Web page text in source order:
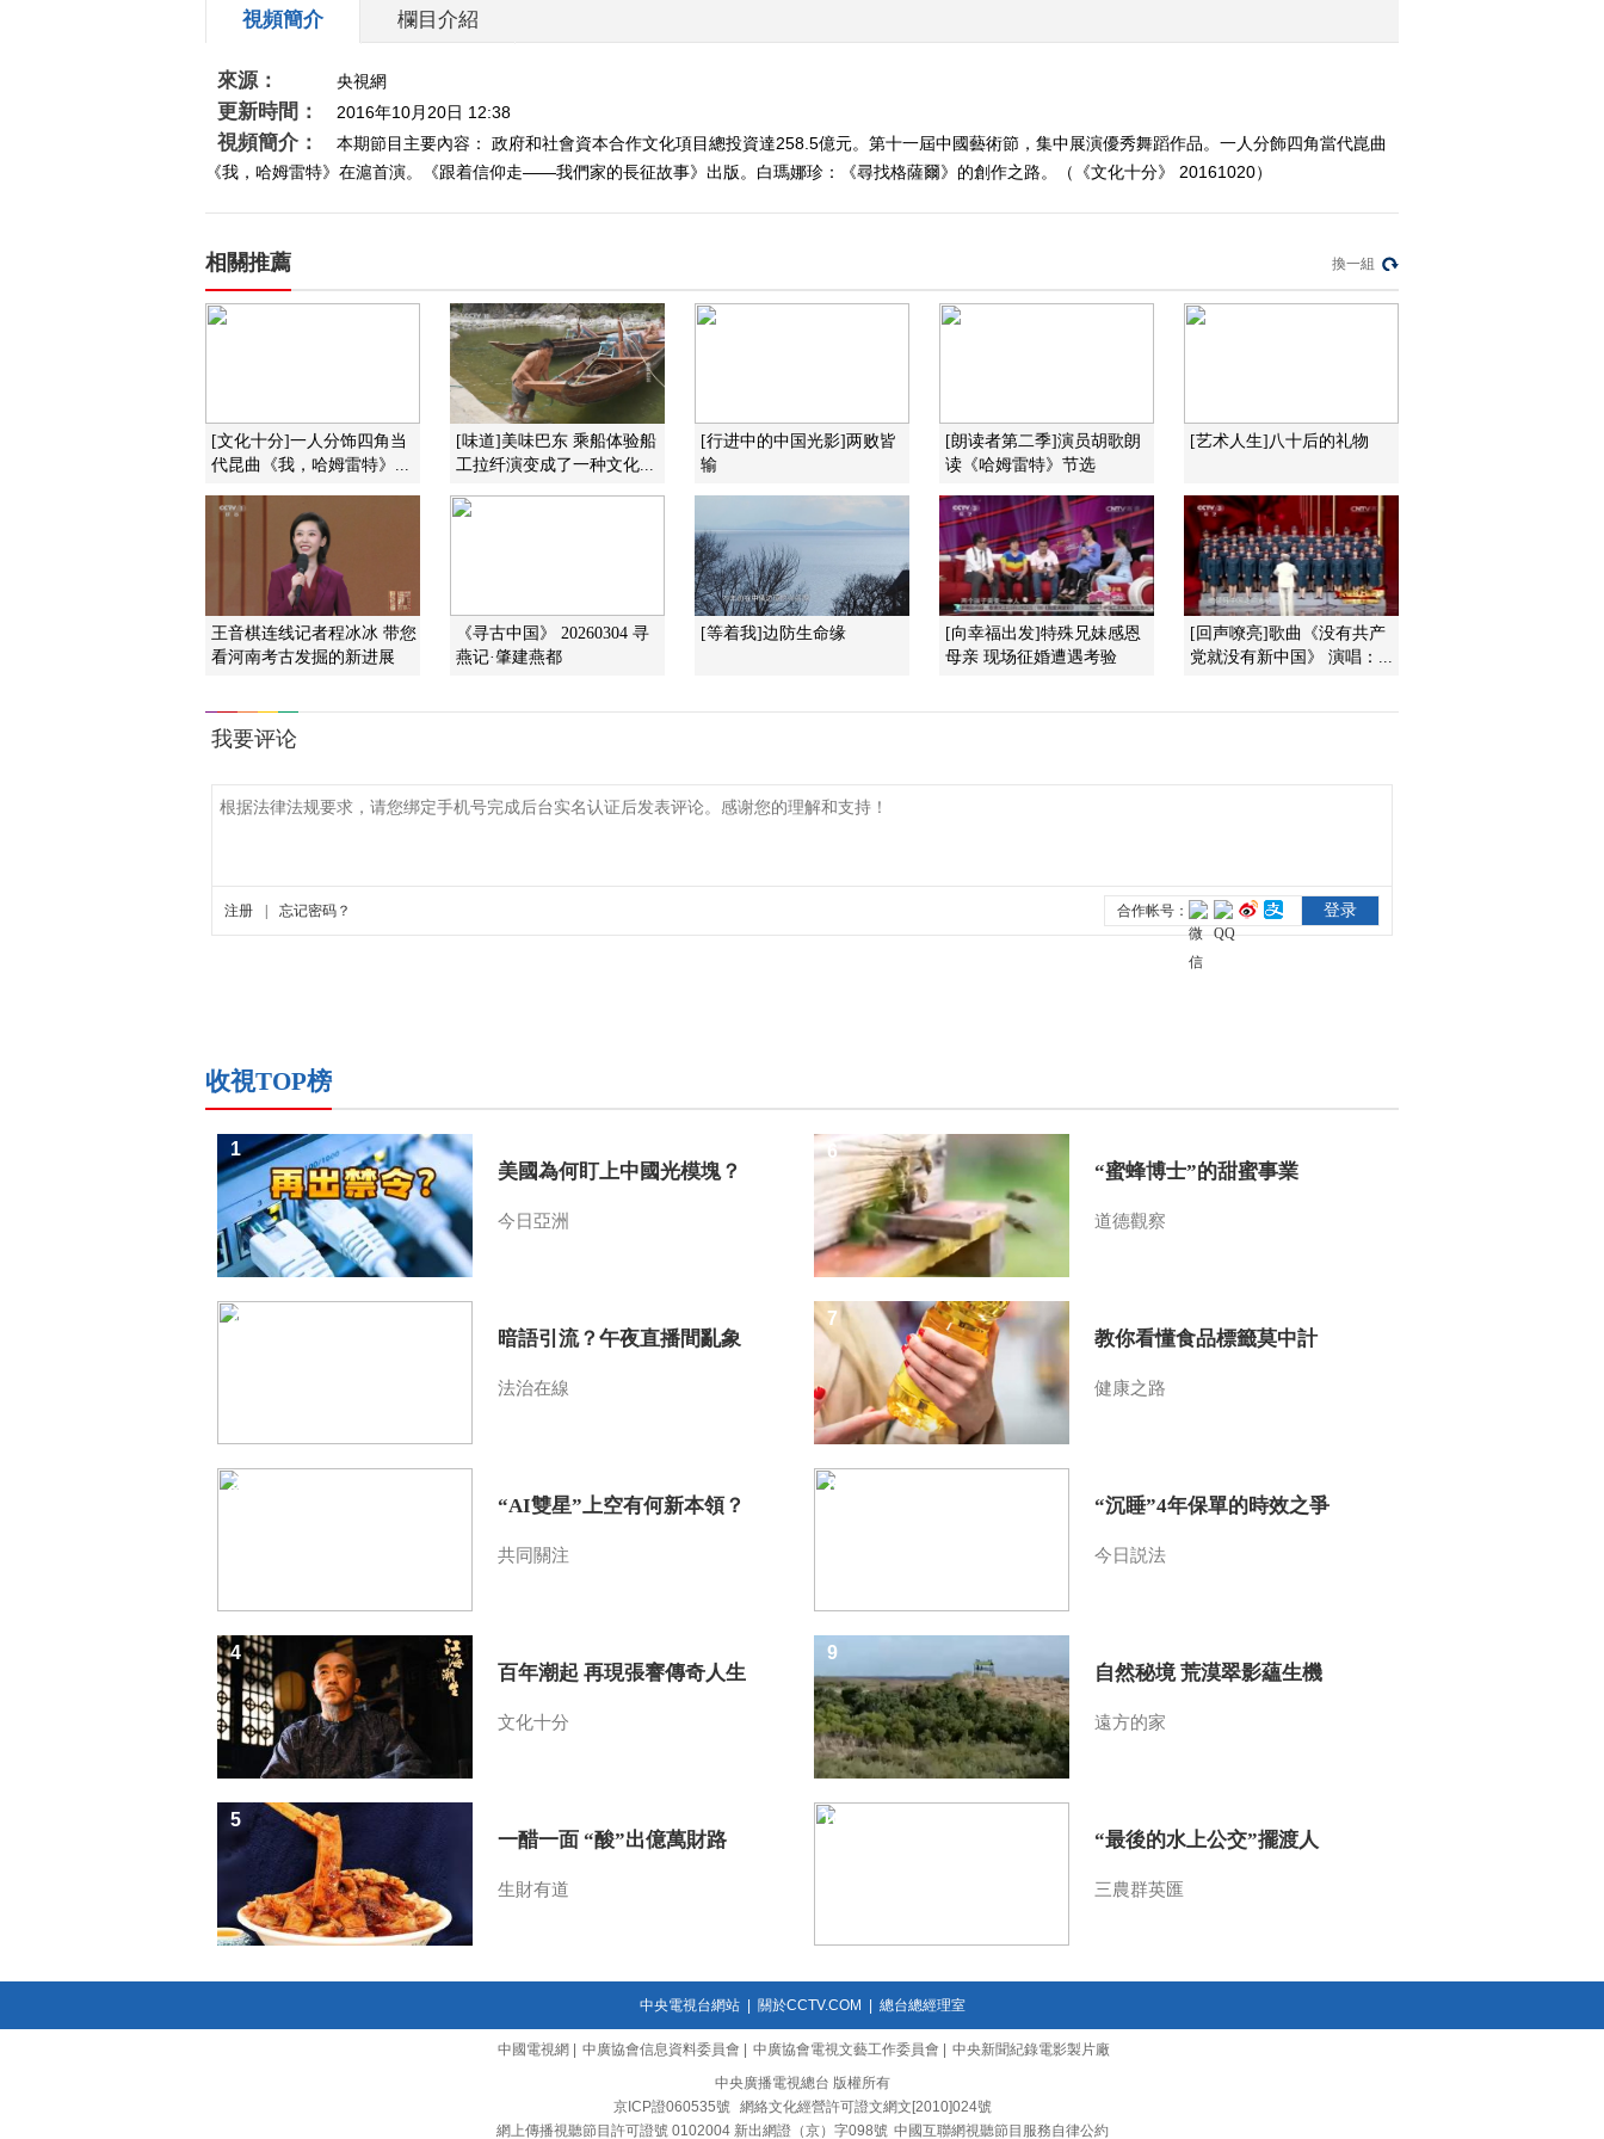
2016-10-13 13:10:11
《文化十分》 20161010
2016-10-10 12:36:13
《文化十分》 20161007
2016-10-07 12:34:10
《文化十分》 20161005
2016-10-04 13:22:10
2016-09-29 13:42:11
《文化十分》 20160926
2016-09-22 11:36:10
視頻簡介 欄目介紹
來源： 央視網
更新時間： 2016年10月20日 12:38
視頻簡介：
本期節目主要內容： 政府和社會資本合作文化項目總投資達258.5億元。第十一屆中國藝術節，集中展演優秀舞蹈作品。一人分飾四角當代崑曲
《我，哈姆雷特》在滬首演。《跟着信仰走——我們家的長征故事》出版。白瑪娜珍：《尋找格薩爾》的創作之路。（《文化十分》 20161020）
相關推薦 換一組
[文化十分]一人分饰四角当
代昆曲《我，哈姆雷特》...
[味道]美味巴东 乘船体验船
工拉纤演变成了一种文化...
[行进中的中国光影]两败皆
输
[朗读者第二季]演员胡歌朗
读《哈姆雷特》节选
[艺术人生]八十后的礼物
王音棋连线记者程冰冰 带您
看河南考古发掘的新进展
《寻古中国》 20260304 寻
燕记·肇建燕都
[等着我]边防生命缘
[向幸福出发]特殊兄妹感恩
母亲 现场征婚遭遇考验
[回声嘹亮]歌曲《没有共产
党就没有新中国》 演唱：...
收視TOP榜
美國為何盯上中國光模塊？
今日亞洲
1
暗語引流？午夜直播間亂象
法治在線
2
“AI雙星”上空有何新本領？
共同關注
3
百年潮起 再現張謇傳奇人生
文化十分
4
一醋一面 “酸”出億萬財路
生財有道
5
“蜜蜂博士”的甜蜜事業
道德觀察
6
教你看懂食品標籤莫中計
健康之路
7
“沉睡”4年保單的時效之爭
今日説法
8
自然秘境 荒漠翠影蘊生機
遠方的家
9
“最後的水上公交”擺渡人
三農群英匯
10
中央電視台網站| 關於CCTV.COM 總台總經理室
中國電視網 中廣協會信息資料委員會 中廣協會電視文藝工作委員會
中央新聞紀錄電影製片廠
中央廣播電視總台 版權所有
京ICP證060535號
網絡文化經營許可證文網文[2010]024號
網上傳播視聽節目許可證號 0102004 新出網證（京）字098號 中國互聯網視聽節目服務自律公約